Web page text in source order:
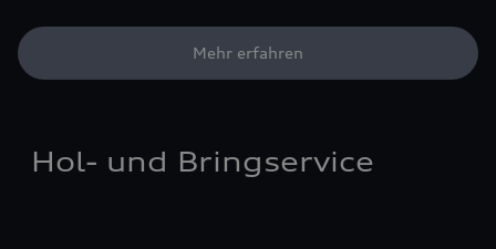
Mehr erfahren
Hol- und Bringservice